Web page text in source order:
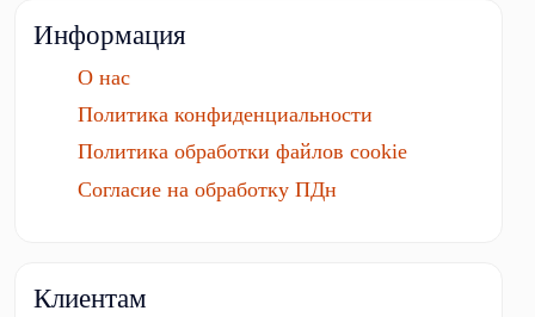
Информация
О нас
Политика конфиденциальности
Политика обработки файлов cookie
Согласие на обработку ПДн
Клиентам